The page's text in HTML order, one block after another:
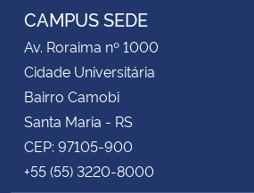
CAMPUS SEDE
Av. Roraima nº 1000
Cidade Universitária
Bairro Camobi
Santa Maria - RS
CEP: 97105-900
+55 (55) 3220-8000